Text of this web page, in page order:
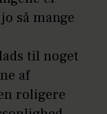
så mange
til noget
af
roligere